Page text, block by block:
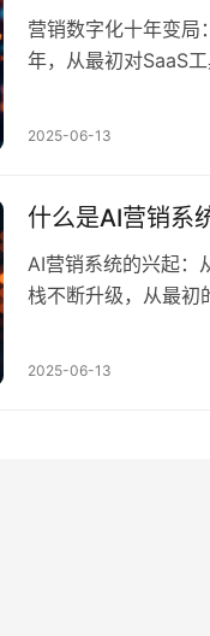
营销数字化十年变局
年，从最初对SaaS
2025-06-13
什么是AI营销系
AI营销系统的兴起：
栈不断升级，从最初
2025-06-13